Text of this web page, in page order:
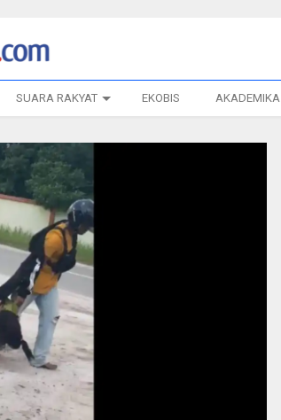
SUARA RAKYAT EKOBIS AKADEMIKA